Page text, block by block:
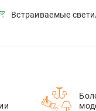
Встраиваемые